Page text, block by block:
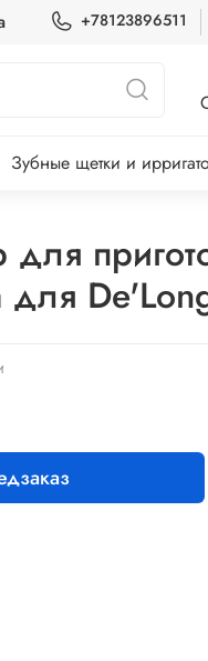
+78123896511
Зубные щетки и
для